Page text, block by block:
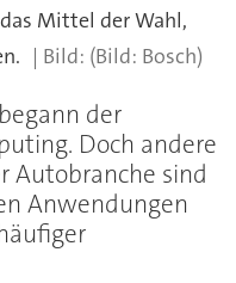
Mittel der Wahl,
(Bild: Bosch)
der
Doch andere
Autobranche sind
Anwendungen